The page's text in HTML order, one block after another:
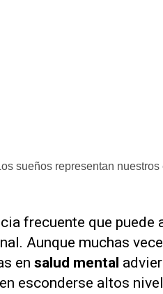
sueños representan
frecuente que
Aunque muchas
en salud mental
esconderse altos